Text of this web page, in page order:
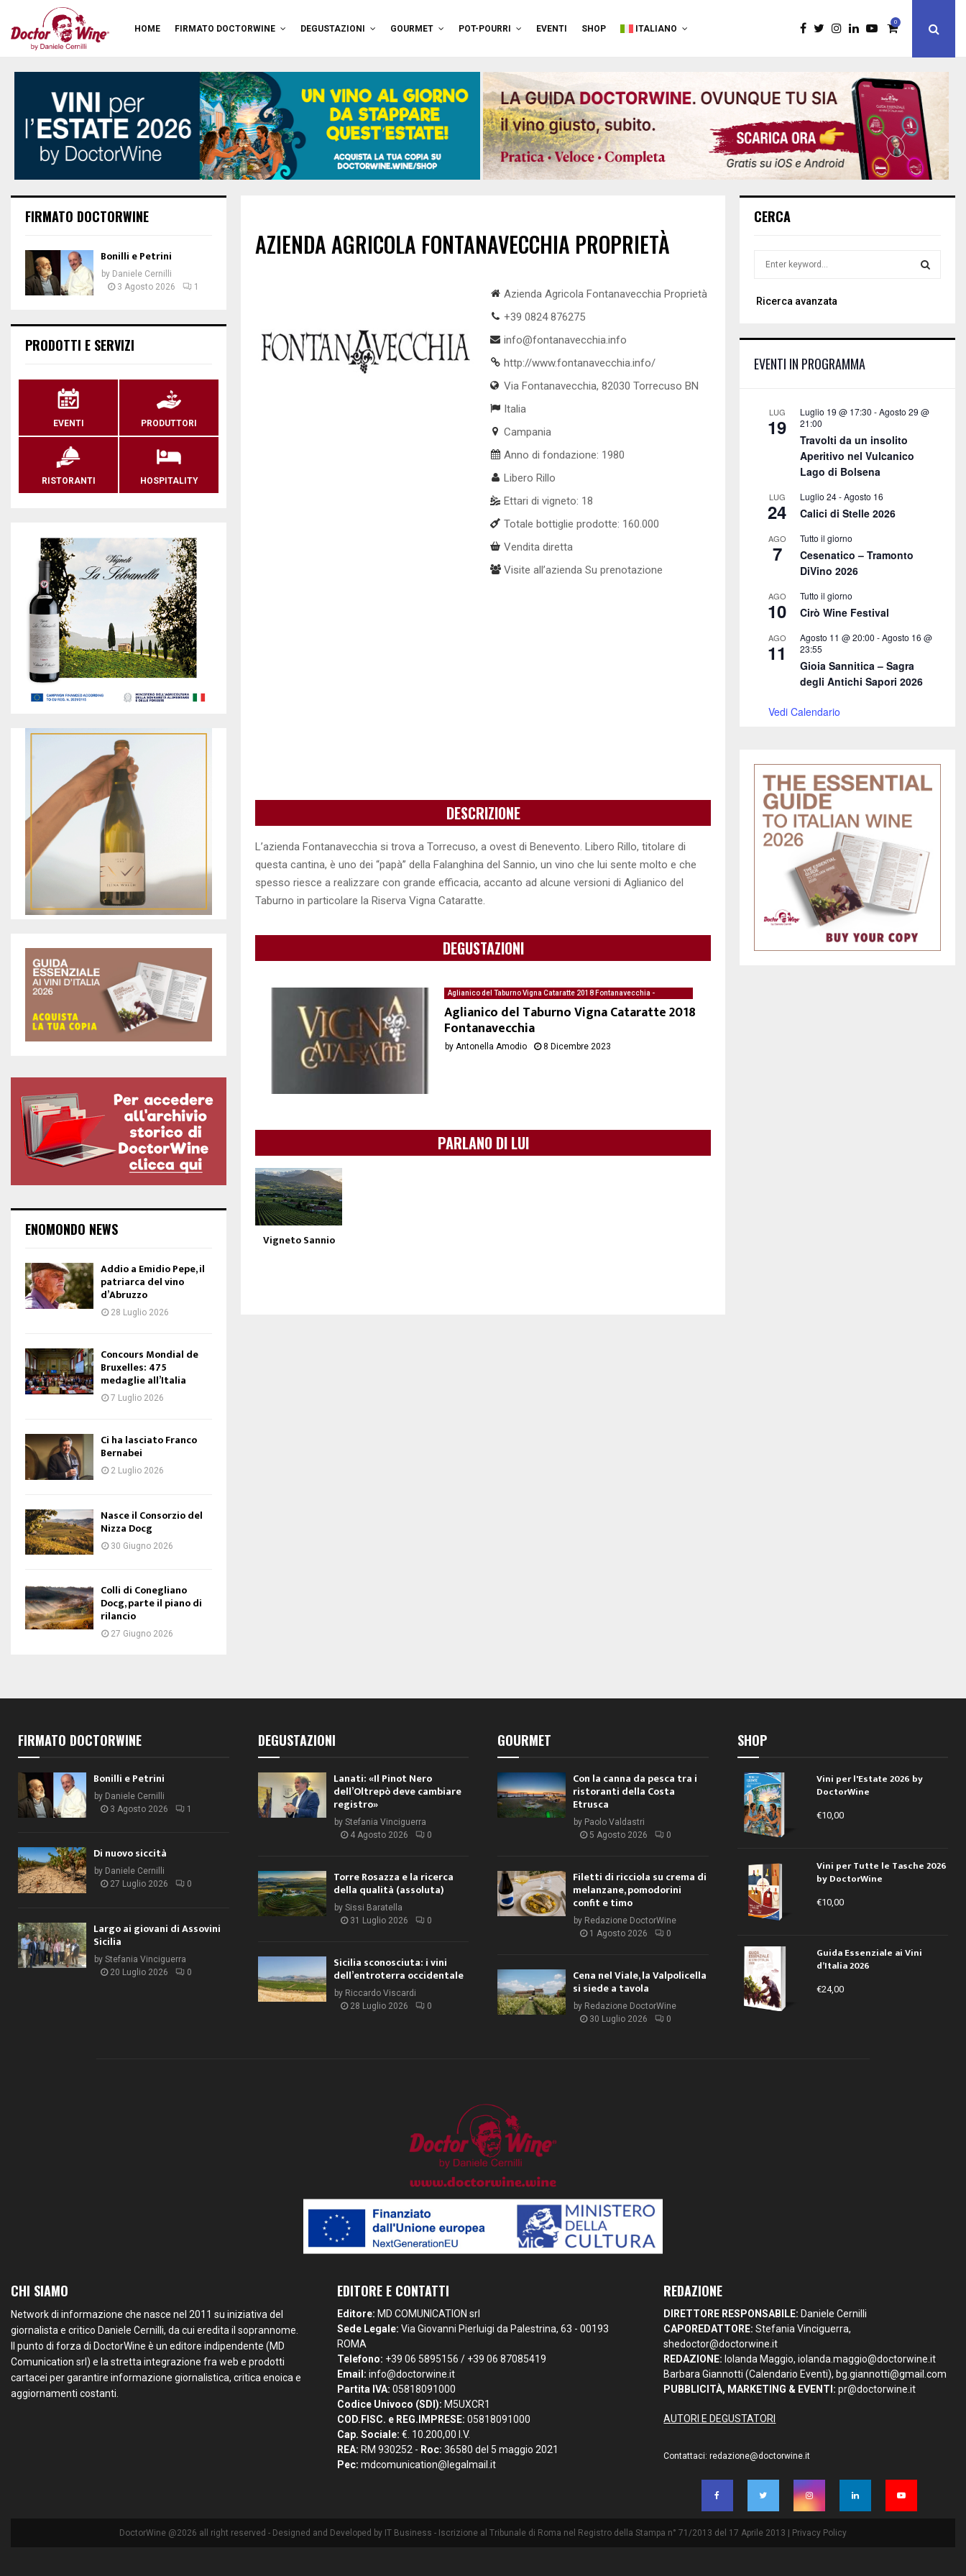
HOME FIRMATO DOCTORWINE DEGUSTAZIONI GOURMET POT-POURRI EVENTI SHOP ITALIANO
0
AZIENDA AGRICOLA FONTANAVECCHIA PROPRIETÀ
Azienda Agricola Fontanavecchia Proprietà
+39 0824 876275
info@fontanavecchia.info
http://www.fontanavecchia.info/
Via Fontanavecchia, 82030 Torrecuso BN
Italia
Campania
Anno di fondazione: 1980
Libero Rillo
Ettari di vigneto: 18
Totale bottiglie prodotte: 160.000
Vendita diretta
Visite all’azienda Su prenotazione
DESCRIZIONE
L’azienda Fontanavecchia si trova a Torrecuso, a ovest di Benevento. Libero Rillo, titolare di
questa cantina, è uno dei “papà” della Falanghina del Sannio, un vino che lui sente molto e che
spesso riesce a realizzare con grande efficacia, accanto ad alcune versioni di Aglianico del
Taburno in particolare la Riserva Vigna Cataratte.
DEGUSTAZIONI
Aglianico del Taburno Vigna Cataratte 2018 Fontanavecchia -
Aglianico del Taburno Vigna Cataratte 2018
Fontanavecchia
by Antonella Amodio 8 Dicembre 2023
PARLANO DI LUI
Vigneto Sannio
FIRMATO DOCTORWINE
Bonilli e Petrini
by Daniele Cernilli
3 Agosto 2026
1
PRODOTTI E SERVIZI
EVENTI PRODUTTORI
RISTORANTI HOSPITALITY
ENOMONDO NEWS
Addio a Emidio Pepe, il
patriarca del vino
d’Abruzzo
28 Luglio 2026
Concours Mondial de
Bruxelles: 475
medaglie all’Italia
7 Luglio 2026
Ci ha lasciato Franco
Bernabei
2 Luglio 2026
Nasce il Consorzio del
Nizza Docg
30 Giugno 2026
Colli di Conegliano
Docg, parte il piano di
rilancio
27 Giugno 2026
CERCA
r
o
C
Ricerca avanzata
EVENTI IN PROGRAMMA
LUG
19
Luglio 19 @ 17:30 -Agosto 29 @
21:00
Travolti da un insolito
Aperitivo nel Vulcanico
Lago di Bolsena
LUG
24
Luglio 24-Agosto 16
Calici di Stelle 2026
AGO
7
Tutto il giorno
Cesenatico – Tramonto
DiVino 2026
AGO
10
Tutto il giorno
Cirò Wine Festival
AGO
11
Agosto 11 @ 20:00 -Agosto 16 @
23:55
Gioia Sannitica – Sagra
degli Antichi Sapori 2026
Vedi Calendario
FIRMATO DOCTORWINE
Bonilli e Petrini
by Daniele Cernilli
3 Agosto 2026
1
Di nuovo siccità
by Daniele Cernilli
27 Luglio 2026
0
Largo ai giovani di Assovini
Sicilia
by Stefania Vinciguerra
20 Luglio 2026
0
DEGUSTAZIONI
Lanati: «Il Pinot Nero
dell’Oltrepò deve cambiare
registro»
by Stefania Vinciguerra
4 Agosto 2026
0
Torre Rosazza e la ricerca
della qualità (assoluta)
by Sissi Baratella
31 Luglio 2026
0
Sicilia sconosciuta: i vini
dell’entroterra occidentale
by Riccardo Viscardi
28 Luglio 2026
0
GOURMET
Con la canna da pesca tra i
ristoranti della Costa
Etrusca
by Paolo Valdastri
5 Agosto 2026
0
Filetti di ricciola su crema di
melanzane, pomodorini
confit e timo
by Redazione DoctorWine
1 Agosto 2026
0
Cena nel Viale, la Valpolicella
si siede a tavola
by Redazione DoctorWine
30 Luglio 2026
0
SHOP
Vini per l'Estate 2026 by
DoctorWine
€10,00
Vini per Tutte le Tasche 2026
by DoctorWine
€10,00
Guida Essenziale ai Vini
d’Italia 2026
€24,00
CHI SIAMO
Network di informazione che nasce nel 2011 su iniziativa del
giornalista e critico Daniele Cernilli, da cui eredita il soprannome.
Il punto di forza di DoctorWine è un editore indipendente (MD
Comunication srl) e la stretta integrazione fra web e prodotti
cartacei per garantire informazione giornalistica, critica enoica e
aggiornamenti costanti.
EDITORE E CONTATTI
Editore: MD COMUNICATION srl
Sede Legale: Via Giovanni Pierluigi da Palestrina, 63 - 00193
ROMA
Telefono: +39 06 5895156 / +39 06 87085419
Email: info@doctorwine.it
Partita IVA: 05818091000
Codice Univoco (SDI): M5UXCR1
COD.FISC. e REG.IMPRESE: 05818091000
Cap. Sociale: €. 10.200,00 I.V.
REA: RM 930252 - Roc: 36580 del 5 maggio 2021
Pec: mdcomunication@legalmail.it
REDAZIONE
DIRETTORE RESPONSABILE: Daniele Cernilli
CAPOREDATTORE: Stefania Vinciguerra,
shedoctor@doctorwine.it
REDAZIONE: Iolanda Maggio,iolanda.maggio@doctorwine.it
Barbara Giannotti (Calendario Eventi), bg.giannotti@gmail.com
PUBBLICITÀ, MARKETING & EVENTI: pr@doctorwine.it
AUTORI E DEGUSTATORI
Contattaci:redazione@doctorwine.it
DoctorWine @2026 all right reserved - Designed and Developed by IT Business - Iscrizione al Tribunale di Roma nel Registro della Stampa n° 71/2013 del 17 Aprile 2013 | Privacy Policy